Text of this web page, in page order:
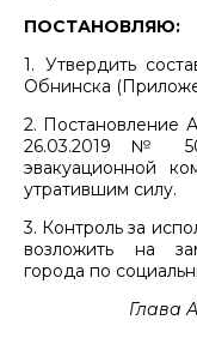
ПОСТАНОВЛЯЮ:
1. Утвердить
Обнинска
2. Постановление
26.03.2019 №
эвакуационной
утратившим силу.
3. Контроль за
возложить на
города по
Глава